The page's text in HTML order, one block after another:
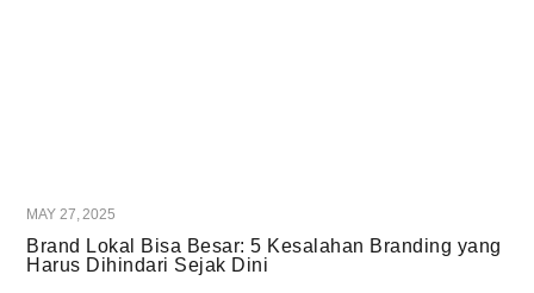
MAY 27, 2025
Brand Lokal Bisa Besar: 5 Kesalahan Branding yang
Harus Dihindari Sejak Dini